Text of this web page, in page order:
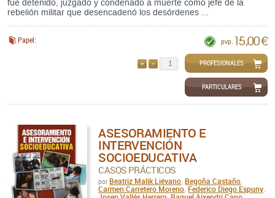
fue detenido, juzgado y condenado a muerte como jefe de la
rebelión militar que desencadenó los desórdenes ...
Papel: pvp. 15,00 €
QUITARPROFESIONALES
PARTICULARES
ASESORAMIENTO E
INTERVENCIÓN
SOCIOEDUCATIVA
CASOS PRÁCTICOS
por Beatriz Malik Liévano Begoña Castaño
Carmen Carretero Moreno Federico Diego Espuny